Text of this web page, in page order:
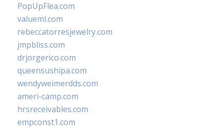
PopUpFlea.com
valueml.com
rebeccatorresjewelry.com
jmpbliss.com
drjorgerico.com
queensushipa.com
wendyweimerdds.com
ameri-camp.com
hrsreceivables.com
empconst1.com